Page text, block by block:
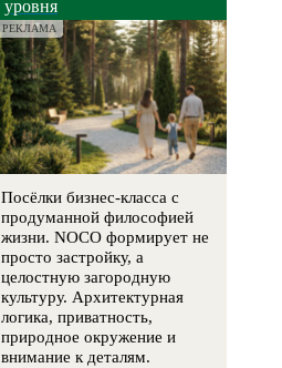
уровня
РЕКЛАМА
Посёлки бизнес-класса с
продуманной философией
жизни. NOCO формирует не
просто застройку, а
целостную загородную
культуру. Архитектурная
логика, приватность,
природное окружение и
внимание к деталям.